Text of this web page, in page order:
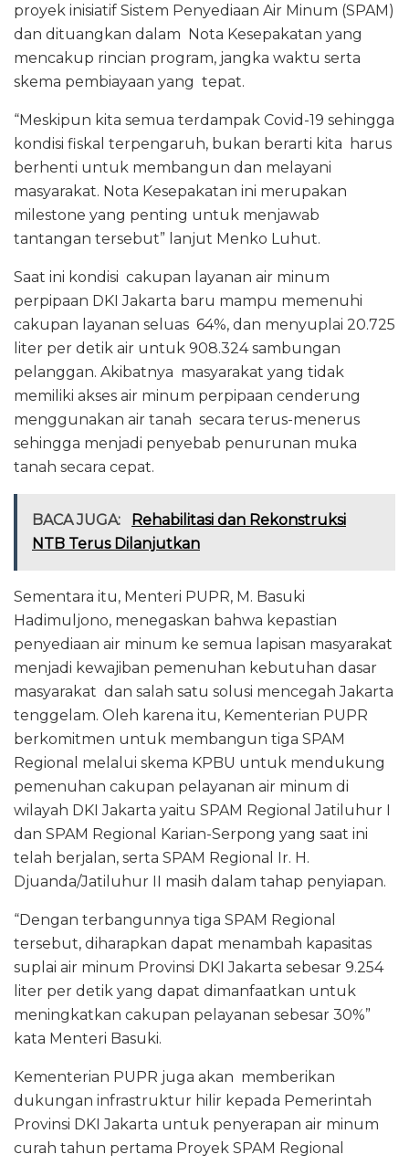
proyek inisiatif Sistem Penyediaan Air Minum (SPAM)
dan dituangkan dalam Nota Kesepakatan yang
mencakup rincian program, jangka waktu serta
skema pembiayaan yang tepat.
“Meskipun kita semua terdampak Covid-19 sehingga
kondisi fiskal terpengaruh, bukan berarti kita harus
berhenti untuk membangun dan melayani
masyarakat. Nota Kesepakatan ini merupakan
milestone yang penting untuk menjawab
tantangan tersebut” lanjut Menko Luhut.
Saat ini kondisi cakupan layanan air minum
perpipaan DKI Jakarta baru mampu memenuhi
cakupan layanan seluas 64%, dan menyuplai 20.725
liter per detik air untuk 908.324 sambungan
pelanggan. Akibatnya masyarakat yang tidak
memiliki akses air minum perpipaan cenderung
menggunakan air tanah secara terus-menerus
sehingga menjadi penyebab penurunan muka
tanah secara cepat.
BACA JUGA:
Rehabilitasi dan Rekonstruksi
NTB Terus Dilanjutkan
Sementara itu, Menteri PUPR, M. Basuki
Hadimuljono, menegaskan bahwa kepastian
penyediaan air minum ke semua lapisan masyarakat
menjadi kewajiban pemenuhan kebutuhan dasar
masyarakat dan salah satu solusi mencegah Jakarta
tenggelam. Oleh karena itu, Kementerian PUPR
berkomitmen untuk membangun tiga SPAM
Regional melalui skema KPBU untuk mendukung
pemenuhan cakupan pelayanan air minum di
wilayah DKI Jakarta yaitu SPAM Regional Jatiluhur I
dan SPAM Regional Karian-Serpong yang saat ini
telah berjalan, serta SPAM Regional Ir. H.
Djuanda/Jatiluhur II masih dalam tahap penyiapan.
“Dengan terbangunnya tiga SPAM Regional
tersebut, diharapkan dapat menambah kapasitas
suplai air minum Provinsi DKI Jakarta sebesar 9.254
liter per detik yang dapat dimanfaatkan untuk
meningkatkan cakupan pelayanan sebesar 30%”
kata Menteri Basuki.
Kementerian PUPR juga akan memberikan
dukungan infrastruktur hilir kepada Pemerintah
Provinsi DKI Jakarta untuk penyerapan air minum
curah tahun pertama Proyek SPAM Regional